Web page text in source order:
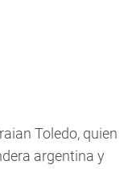
Toledo, quien
argentina y